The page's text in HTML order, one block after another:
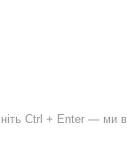
Ctrl + Enter — ми